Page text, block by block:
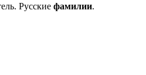
Русские фамилии.